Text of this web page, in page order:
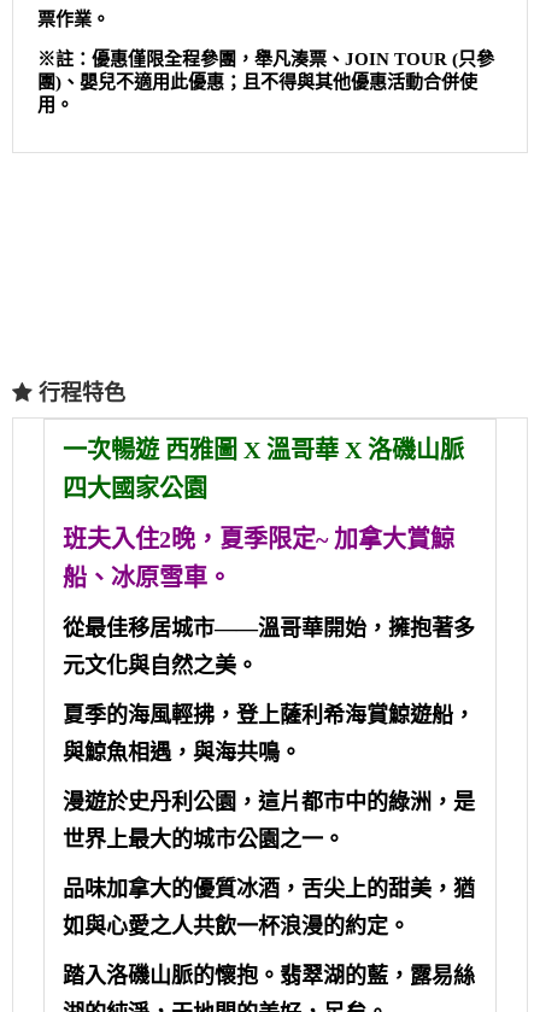
票作業。
※註：優惠僅限全程參團，舉凡湊票、JOIN TOUR (只參
團)、嬰兒不適用此優惠；且不得與其他優惠活動合併使
用。
行程特色
一次暢遊 西雅圖 X 溫哥華 X 洛磯山脈
四大國家公園
班夫入住2晚，夏季限定~ 加拿大賞鯨
船、冰原雪車。
從最佳移居城市——溫哥華開始，擁抱著多
元文化與自然之美。
夏季的海風輕拂，登上薩利希海賞鯨遊船，
與鯨魚相遇，與海共鳴。
漫遊於史丹利公園，這片都市中的綠洲，是
世界上最大的城市公園之一。
品味加拿大的優質冰酒，舌尖上的甜美，猶
如與心愛之人共飲一杯浪漫的約定。
踏入洛磯山脈的懷抱。翡翠湖的藍，露易絲